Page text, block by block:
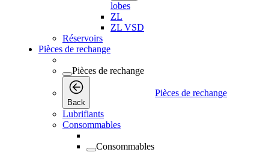
lobes
ZL
ZL VSD
Réservoirs
Pièces de rechange
Pièces de rechange
Back
Pièces de rechange
Lubrifiants
Consommables
Consommables